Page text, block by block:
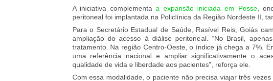
A iniciativa complementaa expansão iniciada em Posse,
peritoneal foi implantada na Policlínica da Região Nordeste II,
Para o Secretário Estadual de Saúde, Rasível Reis, Goiás
ampliação do acesso à diálise peritoneal. “No Brasil,
tratamento. Na região Centro-Oeste, o índice já chega a 7%.
uma referência nacional e ampliar significativamente o
qualidade de vida e liberdade aos pacientes”, reforça ele.
Com essa modalidade, o paciente não precisa viajar três